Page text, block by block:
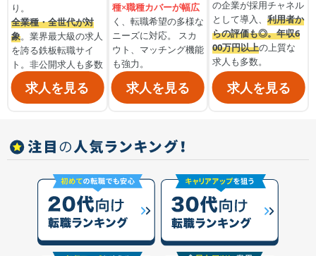
り。
全業種・全世代が対
象。業界最大級の求人
を誇る鉄板転職サイ
ト。非公開求人も多数
求人を見る
種×職種カバーが幅広
く、転職希望の多様な
ニーズに対応。 スカ
ウト、マッチング機能
も強力。
求人を見る
の企業が採用チャネル
として導入、利用者か
らの評価も◎。年収6
00万円以上の上質な
求人も多数。
求人を見る